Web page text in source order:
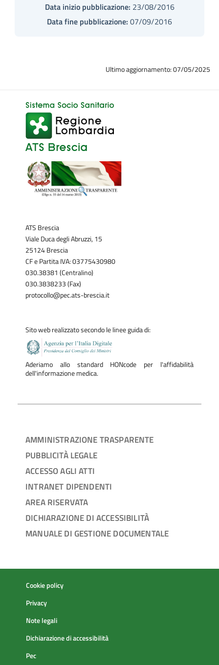
Data inizio pubblicazione: 23/08/2016
Data fine pubblicazione: 07/09/2016
Ultimo aggiornamento: 07/05/2025
ATS Brescia
Viale Duca degli Abruzzi, 15
25124 Brescia
CF e Partita IVA: 03775430980
030.38381 (Centralino)
030.3838233 (Fax)
protocollo@pec.ats-brescia.it
Sito web realizzato secondo le linee guida di:
Aderiamo allo standard HONcode per l'affidabilità
dell'informazione medica.
AMMINISTRAZIONE TRASPARENTE
PUBBLICITÀ LEGALE
ACCESSO AGLI ATTI
INTRANET DIPENDENTI
AREA RISERVATA
DICHIARAZIONE DI ACCESSIBILITÀ
MANUALE DI GESTIONE DOCUMENTALE
Cookie policy
Privacy
Note legali
Dichiarazione di accessibilità
Pec